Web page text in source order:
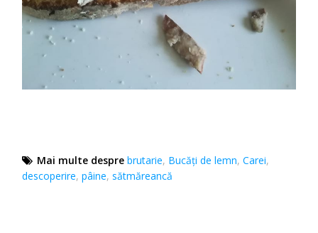
Mai multe despre brutarie, Bucăți de lemn,Carei,
descoperire,pâine,sătmăreancă